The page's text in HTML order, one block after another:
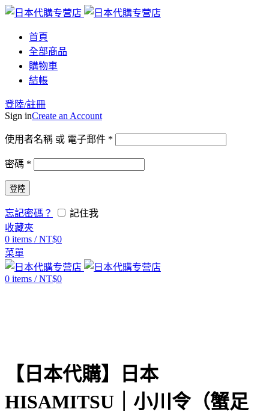
首頁
全部商品
購物車
結帳
登陸/註冊
Sign inCreate an Account
使用者名稱 或 電子郵件 *
密碼 *
登陸
忘記密碼？
記住我
收藏夾
0 items / NT$0
菜單
0 items / NT$0
【日本代購】日本
HISAMITSU｜小川令（蟹足